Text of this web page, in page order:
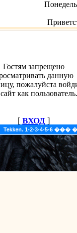
Tekken. 1-2-3-4-5-6
Гостям запрещено
данную
пожалуйста
как пользователь.
[ ВХОД ]